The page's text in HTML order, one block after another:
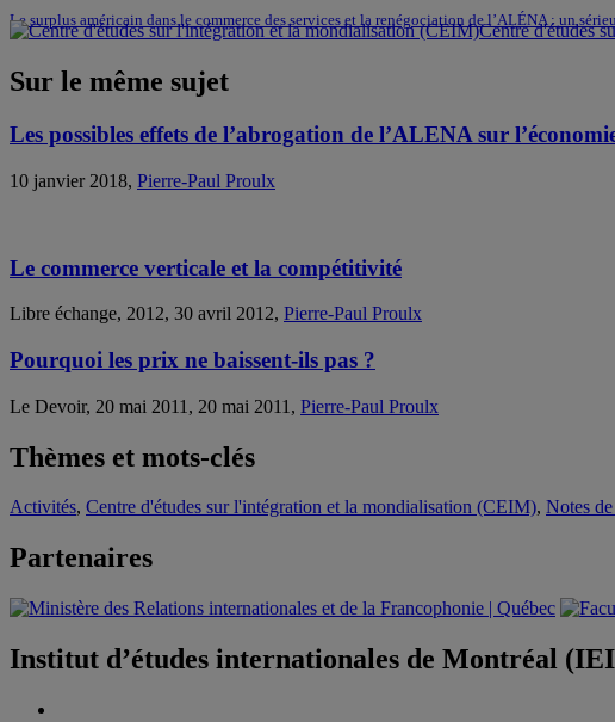
Le surplus américain dans le commerce des services et la renégociation de l’ALÉNA : un
Centre d'études
Sur le même sujet
Les possibles effets de l’abrogation de l’ALENA sur
10 janvier 2018, Pierre-Paul Proulx
Le commerce verticale et la compétitivité
Libre échange, 2012, 30 avril 2012, Pierre-Paul Proulx
Pourquoi les prix ne baissent-ils pas ?
Le Devoir, 20 mai 2011, 20 mai 2011, Pierre-Paul Proulx
Thèmes et mots-clés
Activités, Centre d'études sur l'intégration et la mondialisation (CEIM), Notes
Partenaires
Institut d’études internationales de Montréal